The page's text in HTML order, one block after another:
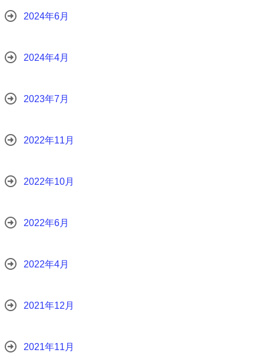
2024年6月
2024年4月
2023年7月
2022年11月
2022年10月
2022年6月
2022年4月
2021年12月
2021年11月